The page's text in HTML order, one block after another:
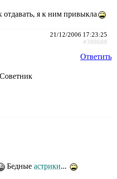
я к ним привыкла
21/12/2006 17:23:25
#388688
Ответить
Бедные астрики...